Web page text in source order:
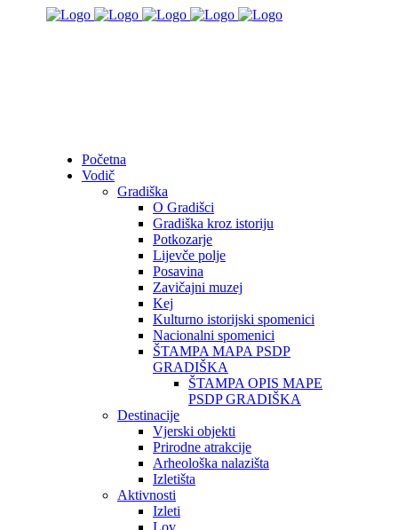
Početna
Vodič
Gradiška
O Gradišci
Gradiška kroz istoriju
Potkozarje
Lijevče polje
Posavina
Zavičajni muzej
Kej
Kulturno istorijski spomenici
Nacionalni spomenici
ŠTAMPA MAPA PSDP
GRADIŠKA
ŠTAMPA OPIS MAPE
PSDP GRADIŠKA
Destinacije
Vjerski objekti
Prirodne atrakcije
Arheološka nalazišta
Izletišta
Aktivnosti
Izleti
Lov